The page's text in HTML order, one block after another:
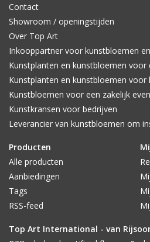
Contact
Showroom / openingstijden
Over Top Art
Inkooppartner voor kunstbloemen
Kunstplanten en kunstbloemen voor
Kunstplanten en kunstbloemen voor
Kunstbloemen voor een zakelijk
Kunstkransen voor bedrijven
Leverancier van kunstbloemen om
Producten
Alle producten
Aanbiedingen
Tags
RSS-feed
Top Art International - van